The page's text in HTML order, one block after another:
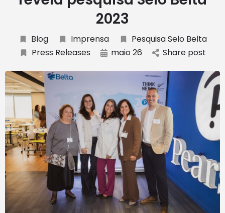
2023
Blog Imprensa
Pesquisa Selo Belta
Press Releases
maio 26 Share post